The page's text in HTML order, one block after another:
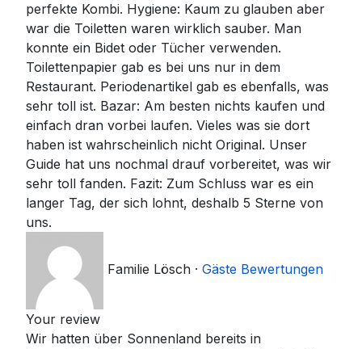
perfekte Kombi. Hygiene: Kaum zu glauben aber
war die Toiletten waren wirklich sauber. Man
konnte ein Bidet oder Tücher verwenden.
Toilettenpapier gab es bei uns nur in dem
Restaurant. Periodenartikel gab es ebenfalls, was
sehr toll ist. Bazar: Am besten nichts kaufen und
einfach dran vorbei laufen. Vieles was sie dort
haben ist wahrscheinlich nicht Original. Unser
Guide hat uns nochmal drauf vorbereitet, was wir
sehr toll fanden. Fazit: Zum Schluss war es ein
langer Tag, der sich lohnt, deshalb 5 Sterne von
uns.
Familie Lösch · Gäste Bewertungen
Your review
Wir hatten über Sonnenland bereits in